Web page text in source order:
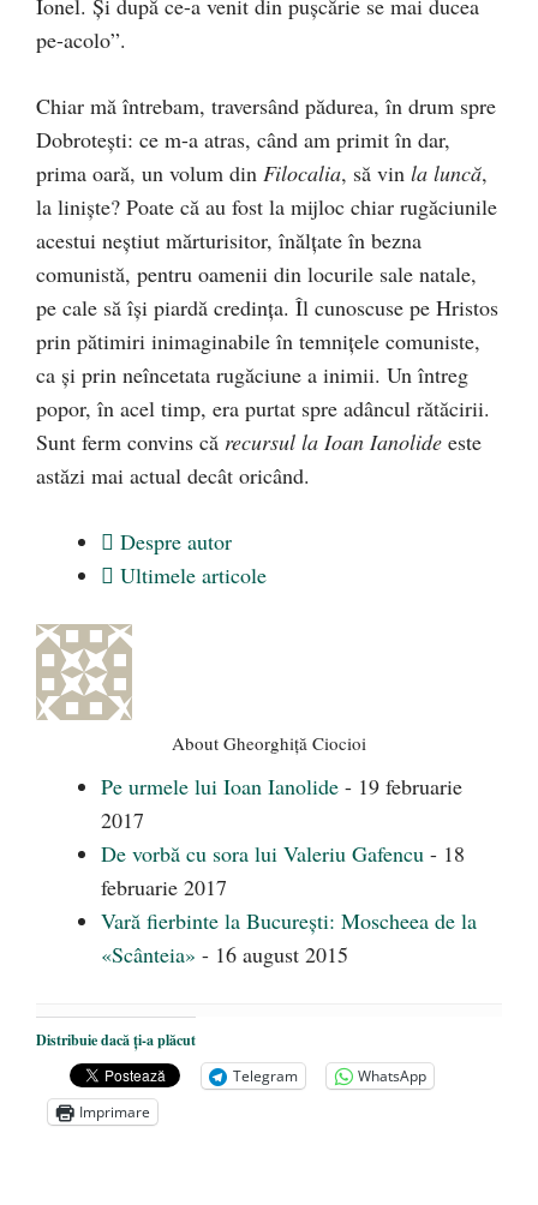
pe-acolo”.
Chiar mă întrebam, traversând pădurea, în drum spre
Dobroteşti: ce m-a atras, când am primit în dar,
prima oară, un volum din Filocalia, să vin la luncă,
la linişte? Poate că au fost la mijloc chiar rugăciunile
acestui neştiut mărturisitor, înălţate în bezna
comunistă, pentru oamenii din locurile sale natale,
pe cale să îşi piardă credinţa. Îl cunoscuse pe Hristos
prin pătimiri inimaginabile în temniţele comuniste,
ca şi prin neîncetata rugăciune a inimii. Un întreg
popor, în acel timp, era purtat spre adâncul rătăcirii.
Sunt ferm convins că recursul la Ioan Ianolide este
astăzi mai actual decât oricând.
Despre autor
Ultimele articole
About Gheorghiţă Ciocioi
Pe urmele lui Ioan Ianolide - 19 februarie
2017
De vorbă cu sora lui Valeriu Gafencu - 18
februarie 2017
Vară fierbinte la București: Moscheea de la
«Scânteia» - 16 august 2015
Distribuie dacă ți-a plăcut
Telegram
WhatsApp
Imprimare